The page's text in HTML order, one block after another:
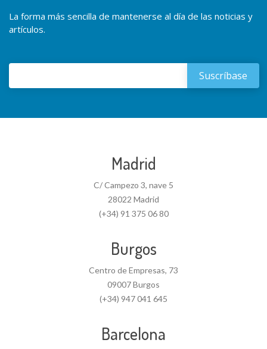
La forma más sencilla de mantenerse al día de las noticias y
artículos.
Madrid
C/ Campezo 3, nave 5
28022 Madrid
(+34) 91 375 06 80
Burgos
Centro de Empresas, 73
09007 Burgos
(+34) 947 041 645
Barcelona